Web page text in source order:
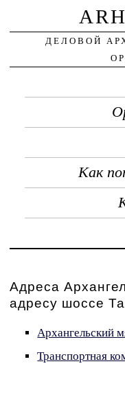
ДЕЛОВОЙ
Как
Адреса
адресу шоссе
Архангельский
Транспортная